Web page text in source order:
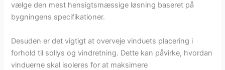
vælge den mest hensigtsmæssige løsning baseret på
bygningens specifikationer.
Desuden er det vigtigt at overveje vinduets placering i
forhold til sollys og vindretning. Dette kan påvirke, hvordan
vinduerne skal isoleres for at maksimere